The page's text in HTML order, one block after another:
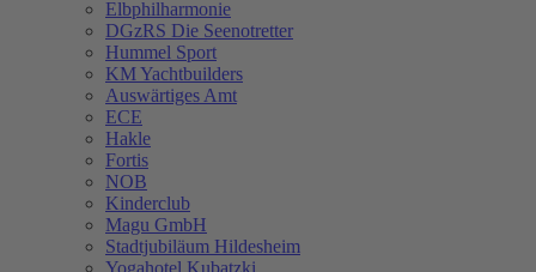
Elbphilharmonie
DGzRS Die Seenotretter
Hummel Sport
KM Yachtbuilders
Auswärtiges Amt
ECE
Hakle
Fortis
NOB
Kinderclub
Magu GmbH
Stadtjubiläum Hildesheim
Yogahotel Kubatzki